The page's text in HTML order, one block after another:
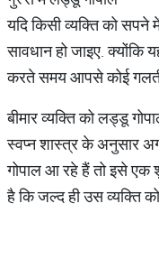
यदि किसी व्यक्ति को सपने
सावधान हो जाइए. क्योंकि
करते समय आपसे कोई
बीमार व्यक्ति को लड्डू
स्वप्न शास्त्र के अनुसार
गोपाल आ रहे हैं तो इसे
है कि जल्द ही उस व्यक्ति